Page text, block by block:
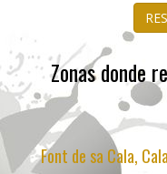
Zonas donde
Font de sa Cala,